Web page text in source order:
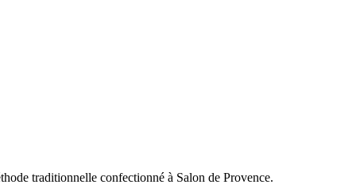
traditionnelle confectionné à Salon de Provence.